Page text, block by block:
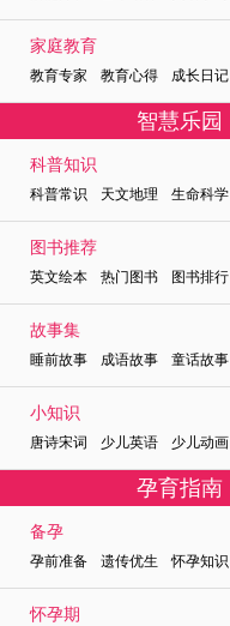
家庭教育
教育专家 教育心得 成长日记
智慧乐园
科普知识
科普常识 天文地理 生命科学
图书推荐
英文绘本 热门图书 图书排行
故事集
睡前故事 成语故事 童话故事
小知识
唐诗宋词 少儿英语 少儿动画
孕育指南
备孕
孕前准备 遗传优生 怀孕知识
怀孕期